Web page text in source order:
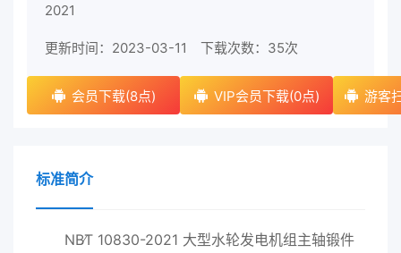
2021
更新时间：2023-03-11 下载次数： 35次
会员下载(8点) VIP会员下载(0点) 游客
标准简介
NB∕T 10830-2021 大型水轮发电机组主轴锻件